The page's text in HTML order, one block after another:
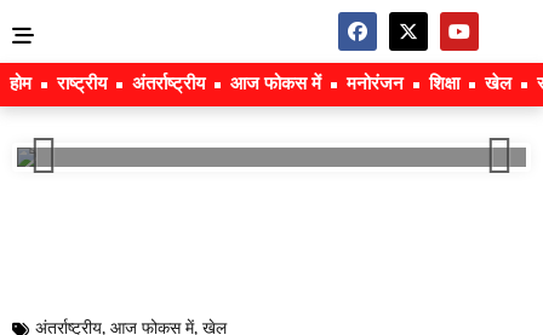
होम राष्ट्रीय अंतर्राष्ट्रीय आज फोकस में मनोरंजन शिक्षा खेल
अंतर्राष्ट्रीय, आज फोकस में, खेल